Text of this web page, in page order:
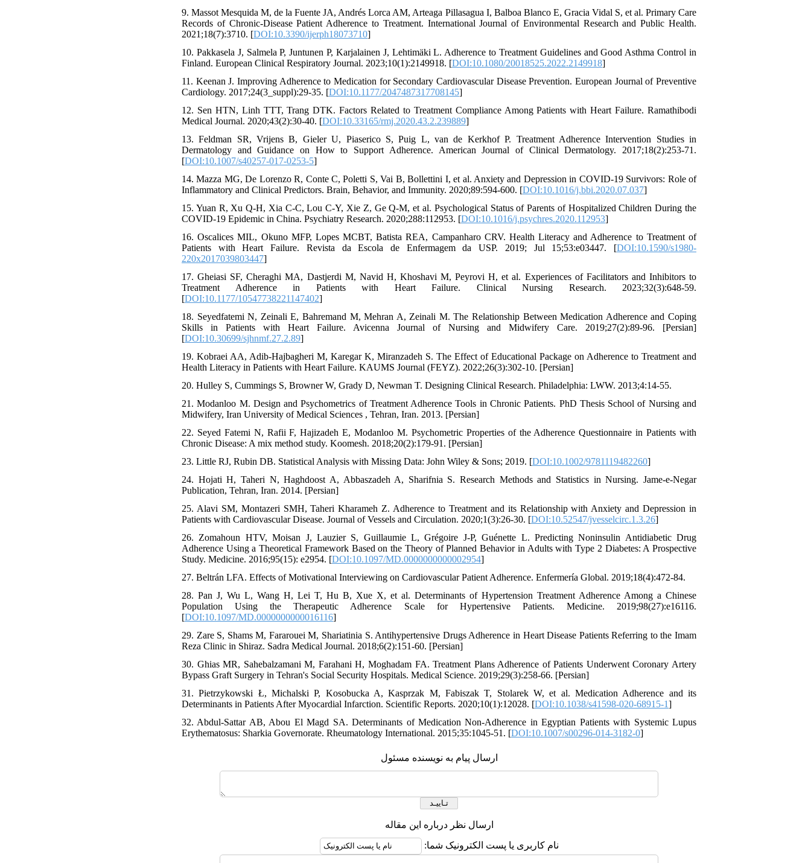
9. Massot Mesquida M, de la Fuente JA, Andrés Lorca AM, Arteaga Pillasagua I, Balboa Blanco E, Gracia Vidal S, et al. Primary Care
Records of Chronic-Disease Patient Adherence to Treatment. International Journal of Environmental Research and Public Health.
2021;18(7):3710. [DOI:10.3390/ijerph18073710]
10. Pakkasela J, Salmela P, Juntunen P, Karjalainen J, Lehtimäki L. Adherence to Treatment Guidelines and Good Asthma Control in
Finland. European Clinical Respiratory Journal. 2023;10(1):2149918. [DOI:10.1080/20018525.2022.2149918]
11. Keenan J. Improving Adherence to Medication for Secondary Cardiovascular Disease Prevention. European Journal of Preventive
Cardiology. 2017;24(3_suppl):29-35. [DOI:10.1177/2047487317708145]
12. Sen HTN, Linh TTT, Trang DTK. Factors Related to Treatment Compliance Among Patients with Heart Failure. Ramathibodi
Medical Journal. 2020;43(2):30-40. [DOI:10.33165/rmj.2020.43.2.239889]
13. Feldman SR, Vrijens B, Gieler U, Piaserico S, Puig L, van de Kerkhof P. Treatment Adherence Intervention Studies in
Dermatology and Guidance on How to Support Adherence. American Journal of Clinical Dermatology. 2017;18(2):253-71.
[DOI:10.1007/s40257-017-0253-5]
14. Mazza MG, De Lorenzo R, Conte C, Poletti S, Vai B, Bollettini I, et al. Anxiety and Depression in COVID-19 Survivors: Role of
Inflammatory and Clinical Predictors. Brain, Behavior, and Immunity. 2020;89:594-600. [DOI:10.1016/j.bbi.2020.07.037]
15. Yuan R, Xu Q-H, Xia C-C, Lou C-Y, Xie Z, Ge Q-M, et al. Psychological Status of Parents of Hospitalized Children During the
COVID-19 Epidemic in China. Psychiatry Research. 2020;288:112953. [DOI:10.1016/j.psychres.2020.112953]
16. Oscalices MIL, Okuno MFP, Lopes MCBT, Batista REA, Campanharo CRV. Health Literacy and Adherence to Treatment of
Patients with Heart Failure. Revista da Escola de Enfermagem da USP. 2019; Jul 15;53:e03447. [DOI:10.1590/s1980-
220x2017039803447]
17. Gheiasi SF, Cheraghi MA, Dastjerdi M, Navid H, Khoshavi M, Peyrovi H, et al. Experiences of Facilitators and Inhibitors to
Treatment Adherence in Patients with Heart Failure. Clinical Nursing Research. 2023;32(3):648-59.
[DOI:10.1177/10547738221147402]
18. Seyedfatemi N, Zeinali E, Bahremand M, Mehran A, Zeinali M. The Relationship Between Medication Adherence and Coping
Skills in Patients with Heart Failure. Avicenna Journal of Nursing and Midwifery Care. 2019;27(2):89-96. [Persian]
[DOI:10.30699/sjhnmf.27.2.89]
19. Kobraei AA, Adib-Hajbagheri M, Karegar K, Miranzadeh S. The Effect of Educational Package on Adherence to Treatment and
Health Literacy in Patients with Heart Failure. KAUMS Journal (FEYZ). 2022;26(3):302-10. [Persian]
20. Hulley S, Cummings S, Browner W, Grady D, Newman T. Designing Clinical Research. Philadelphia: LWW. 2013;4:14-55.
21. Modanloo M. Design and Psychometrics of Treatment Adherence Tools in Chronic Patients. PhD Thesis School of Nursing and
Midwifery, Iran University of Medical Sciences , Tehran, Iran. 2013. [Persian]
22. Seyed Fatemi N, Rafii F, Hajizadeh E, Modanloo M. Psychometric Properties of the Adherence Questionnaire in Patients with
Chronic Disease: A mix method study. Koomesh. 2018;20(2):179-91. [Persian]
23. Little RJ, Rubin DB. Statistical Analysis with Missing Data: John Wiley & Sons; 2019. [DOI:10.1002/9781119482260]
24. Hojati H, Taheri N, Haghdoost A, Abbaszadeh A, Sharifnia S. Research Methods and Statistics in Nursing. Jame-e-Negar
Publication, Tehran, Iran. 2014. [Persian]
25. Alavi SM, Montazeri SMH, Taheri Kharameh Z. Adherence to Treatment and its Relationship with Anxiety and Depression in
Patients with Cardiovascular Disease. Journal of Vessels and Circulation. 2020;1(3):26-30. [DOI:10.52547/jvesselcirc.1.3.26]
26. Zomahoun HTV, Moisan J, Lauzier S, Guillaumie L, Grégoire J-P, Guénette L. Predicting Noninsulin Antidiabetic Drug
Adherence Using a Theoretical Framework Based on the Theory of Planned Behavior in Adults with Type 2 Diabetes: A Prospective
Study. Medicine. 2016;95(15): e2954. [DOI:10.1097/MD.0000000000002954]
27. Beltrán LFA. Effects of Motivational Interviewing on Cardiovascular Patient Adherence. Enfermería Global. 2019;18(4):472-84.
28. Pan J, Wu L, Wang H, Lei T, Hu B, Xue X, et al. Determinants of Hypertension Treatment Adherence Among a Chinese
Population Using the Therapeutic Adherence Scale for Hypertensive Patients. Medicine. 2019;98(27):e16116.
[DOI:10.1097/MD.0000000000016116]
29. Zare S, Shams M, Fararouei M, Shariatinia S. Antihypertensive Drugs Adherence in Heart Disease Patients Referring to the Imam
Reza Clinic in Shiraz. Sadra Medical Journal. 2018;6(2):151-60. [Persian]
30. Ghias MR, Sahebalzamani M, Farahani H, Moghadam FA. Treatment Plans Adherence of Patients Underwent Coronary Artery
Bypass Graft Surgery in Tehran's Social Security Hospitals. Medical Science. 2019;29(3):258-66. [Persian]
31. Pietrzykowski Ł, Michalski P, Kosobucka A, Kasprzak M, Fabiszak T, Stolarek W, et al. Medication Adherence and its
Determinants in Patients After Myocardial Infarction. Scientific Reports. 2020;10(1):12028. [DOI:10.1038/s41598-020-68915-1]
32. Abdul-Sattar AB, Abou El Magd SA. Determinants of Medication Non-Adherence in Egyptian Patients with Systemic Lupus
Erythematosus: Sharkia Governorate. Rheumatology International. 2015;35:1045-51. [DOI:10.1007/s00296-014-3182-0]
ارسال پیام به نویسنده مسئول
ارسال نظر درباره این مقاله
نام کاربری یا پست الکترونیک شما: